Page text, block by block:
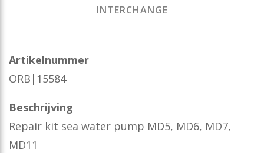
INTERCHANGE
Artikelnummer
ORB|15584
Beschrijving
Repair kit sea water pump MD5, MD6, MD7,
MD11